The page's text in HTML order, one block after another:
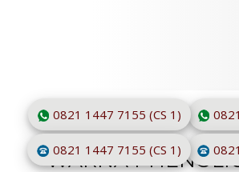
0821 1447 7155 (CS 1)
0821 1447 7155 (CS 1)
WARNA